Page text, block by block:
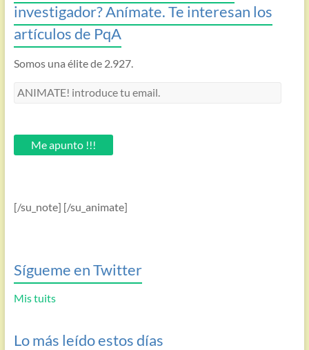
investigador? Anímate. Te interesan los
artículos de PqA
Somos una élite de 2.927.
ANIMATE!
email.Me apunto !!!
[/su_note] [/su_animate]
Sígueme en Twitter
Mis tuits
Lo más leído estos días